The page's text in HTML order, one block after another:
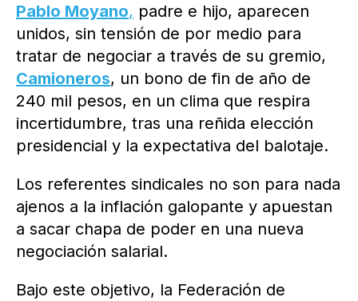
Pablo Moyano, padre e hijo, aparecen
unidos, sin tensión de por medio para
tratar de negociar a través de su gremio,
Camioneros, un bono de fin de año de
240 mil pesos, en un clima que respira
incertidumbre, tras una reñida elección
presidencial y la expectativa del balotaje.
Los referentes sindicales no son para nada
ajenos a la inflación galopante y apuestan
a sacar chapa de poder en una nueva
negociación salarial.
Bajo este objetivo, la Federación de